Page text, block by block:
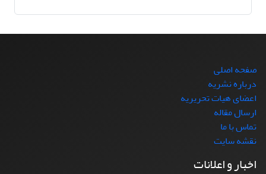
صفحه اصلی
درباره نشریه
اعضای هیات تحریریه
ارسال مقاله
تماس با ما
نقشه سایت
اخبار و اعلانات